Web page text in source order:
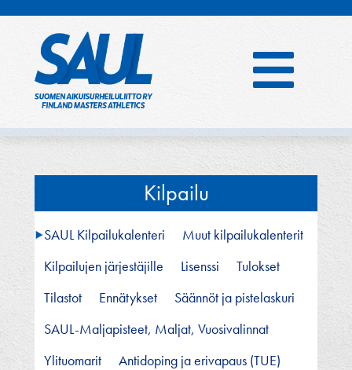
Kilpailu
SAUL Kilpailukalenteri
Muut kilpailukalenterit
Kilpailujen järjestäjille
Lisenssi
Tulokset
Tilastot
Ennätykset
Säännöt ja pistelaskuri
SAUL-Maljapisteet, Maljat, Vuosivalinnat
Ylituomarit
Antidoping ja erivapaus (TUE)